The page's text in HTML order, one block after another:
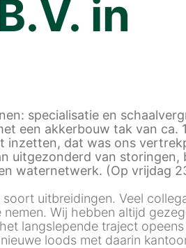
in
specialisatie en
een akkerbouw tak van ca.
dat was ons
uitgezonderd van storingen,
waternetwerk. (Op vrijdag
uitbreidingen. Veel
Wij hebben altijd
langslepende traject opeens
loods met daarin